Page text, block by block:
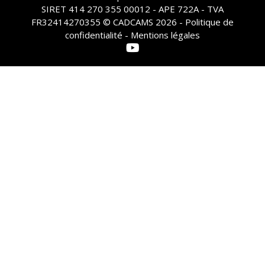
SIRET 414 270 355 00012 - APE 722A - TVA
FR32414270355 © CADCAMS 2026 - Politique de
confidentialité - Mentions légales